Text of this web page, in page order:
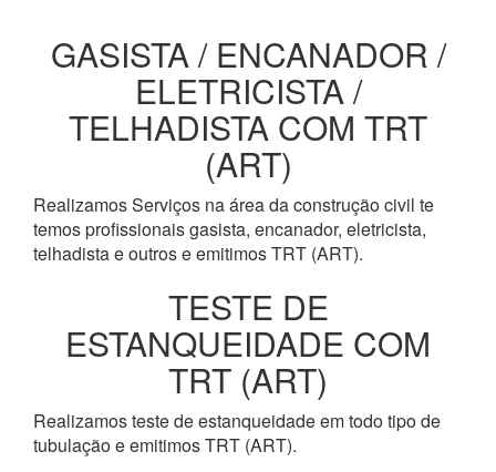
GASISTA / ENCANADOR /
ELETRICISTA /
TELHADISTA COM TRT
(ART)
Realizamos Serviços na área da construção civil te
temos profissionais gasista, encanador, eletricista,
telhadista e outros e emitimos TRT (ART).
TESTE DE
ESTANQUEIDADE COM
TRT (ART)
Realizamos teste de estanqueidade em todo tipo de
tubulação e emitimos TRT (ART).